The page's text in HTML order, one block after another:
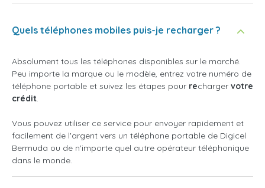
Quels téléphones mobiles puis-je recharger ?
Absolument tous les téléphones disponibles sur le marché.
Peu importe la marque ou le modèle, entrez votre numéro de
téléphone portable et suivez les étapes pour recharger votre
crédit.
Vous pouvez utiliser ce service pour envoyer rapidement et
facilement de l'argent vers un téléphone portable de Digicel
Bermuda ou de n'importe quel autre opérateur téléphonique
dans le monde.